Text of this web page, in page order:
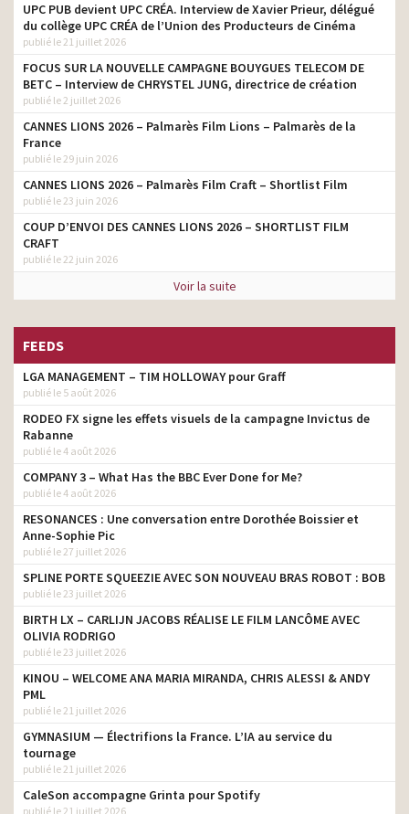
UPC PUB devient UPC CRÉA. Interview de Xavier Prieur, délégué
du collège UPC CRÉA de l’Union des Producteurs de Cinéma
publié le 21 juillet 2026
FOCUS SUR LA NOUVELLE CAMPAGNE BOUYGUES TELECOM DE
BETC – Interview de CHRYSTEL JUNG, directrice de création
publié le 2 juillet 2026
CANNES LIONS 2026 – Palmarès Film Lions – Palmarès de la
France
publié le 29 juin 2026
CANNES LIONS 2026 – Palmarès Film Craft – Shortlist Film
publié le 23 juin 2026
COUP D’ENVOI DES CANNES LIONS 2026 – SHORTLIST FILM
CRAFT
publié le 22 juin 2026
Voir la suite
FEEDS
LGA MANAGEMENT – TIM HOLLOWAY pour Graff
publié le 5 août 2026
RODEO FX signe les effets visuels de la campagne Invictus de
Rabanne
publié le 4 août 2026
COMPANY 3 – What Has the BBC Ever Done for Me?
publié le 4 août 2026
RESONANCES : Une conversation entre Dorothée Boissier et
Anne-Sophie Pic
publié le 27 juillet 2026
SPLINE PORTE SQUEEZIE AVEC SON NOUVEAU BRAS ROBOT : BOB
publié le 23 juillet 2026
BIRTH LX – CARLIJN JACOBS RÉALISE LE FILM LANCÔME AVEC
OLIVIA RODRIGO
publié le 23 juillet 2026
KINOU – WELCOME ANA MARIA MIRANDA, CHRIS ALESSI & ANDY
PML
publié le 21 juillet 2026
GYMNASIUM — Électrifions la France. L’IA au service du
tournage
publié le 21 juillet 2026
CaleSon accompagne Grinta pour Spotify
publié le 21 juillet 2026